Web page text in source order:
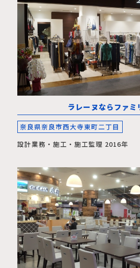
ラレーヌならファミ
奈良県奈良市西大寺東町二丁目
設計業務・施工・施工監理 2016年